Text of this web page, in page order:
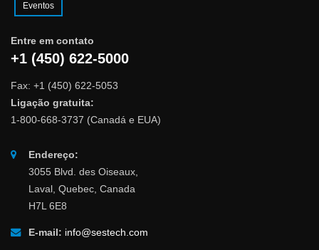
Eventos
Entre em contato
+1 (450) 622-5000
Fax: +1 (450) 622-5053
Ligação gratuita:
1-800-668-3737 (Canadá e EUA)
Endereço:
3055 Blvd. des Oiseaux,
Laval, Quebec, Canada
H7L 6E8
E-mail: info@sestech.com